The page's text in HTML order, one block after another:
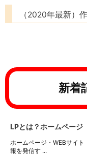
（2020年最新）
新着
LPとは？ホームページ
ホームページ・WEBサイ
報を発信す ...